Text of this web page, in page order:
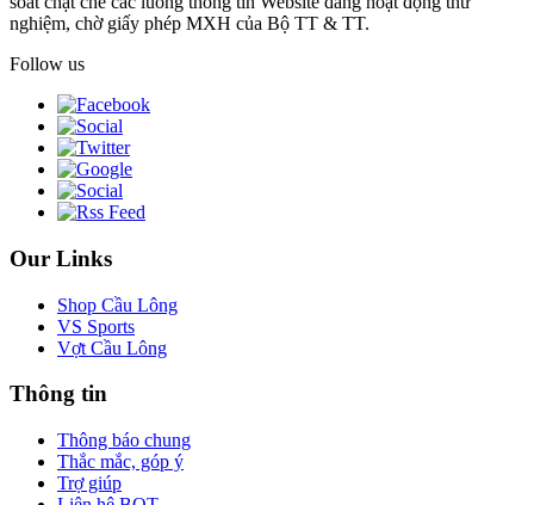
nghiệm, chờ giấy phép MXH của Bộ TT & TT.
Follow us
Our Links
Shop Cầu Lông
VS Sports
Vợt Cầu Lông
Thông tin
Thông báo chung
Thắc mắc, góp ý
Trợ giúp